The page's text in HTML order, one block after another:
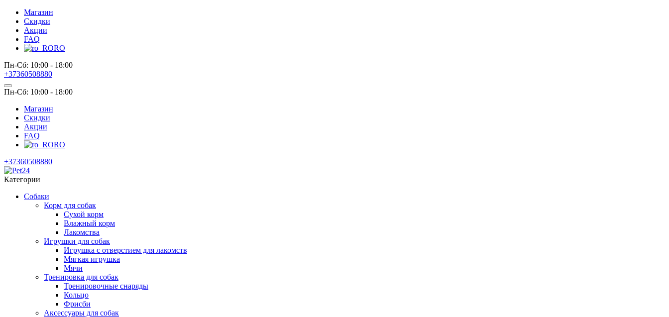
Магазин
Скидки
Акции
FAQ
RO
Пн-Сб: 10:00 - 18:00
+37360508880
Пн-Сб: 10:00 - 18:00
Магазин
Скидки
Акции
FAQ
RO
+37360508880
Категории
Собаки
Корм для собак
Сухой корм
Влажный корм
Лакомства
Игрушки для собак
Игрушка с отверстием для лакомств
Мягкая игрушка
Мячи
Тренировка для собак
Тренировочные снаряды
Кольцо
Фрисби
Аксессуары для собак